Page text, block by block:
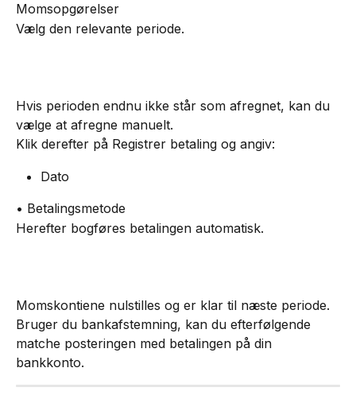
Momsopgørelser
Vælg den relevante periode.
Hvis perioden endnu ikke står som afregnet, kan du
vælge at afregne manuelt.
Klik derefter på Registrer betaling og angiv:
Dato
• Betalingsmetode
Herefter bogføres betalingen automatisk.
Momskontiene nulstilles og er klar til næste periode.
Bruger du bankafstemning, kan du efterfølgende
matche posteringen med betalingen på din
bankkonto.